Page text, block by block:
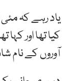
کیا تھا اور
آوروں کے نام